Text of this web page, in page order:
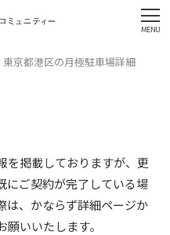
東京都港区の月極駐車場詳細
を掲載しておりますが、更
にご契約が完了している場
は、かならず詳細ページか
いいたします。